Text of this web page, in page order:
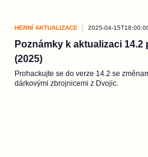
HERNÍ AKTUALIZACE 2025-04-
Poznámky k aktualizaci
(2025)
Prohackujte se do verze 14.2 se
dárkovými zbrojnicemi z Dvojic.